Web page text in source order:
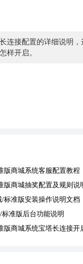
连接配置的详细说明
样开启。
版商城系统客服配置教程
版商城抽奖配置及规则说
/标准版安装操作说明文档
准版后台功能说明
版商城系统宝塔长连接开